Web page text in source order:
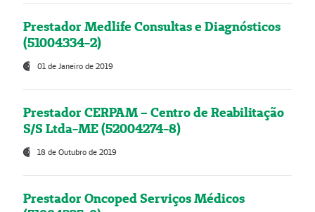
Prestador Medlife Consultas e Diagnósticos
(51004334-2)
01 de Janeiro de 2019
Prestador CERPAM – Centro de Reabilitação
S/S Ltda-ME (52004274-8)
18 de Outubro de 2019
Prestador Oncoped Serviços Médicos